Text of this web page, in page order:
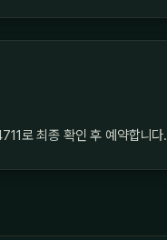
로 최종 확인 후 예약합니다.